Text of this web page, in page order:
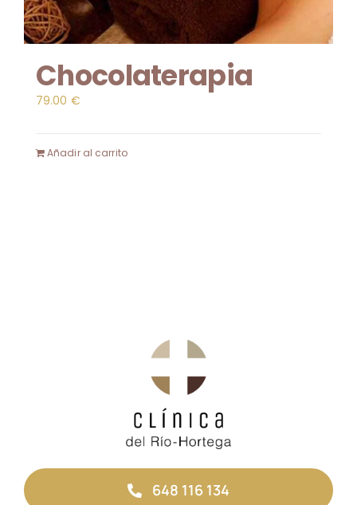
Chocolaterapia
79.00 €
Añadir al carrito
648 116 134